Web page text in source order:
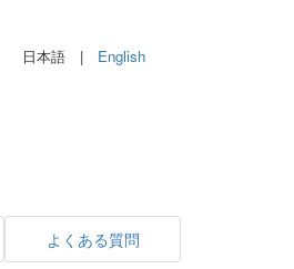
日本語 | English
よくある質問